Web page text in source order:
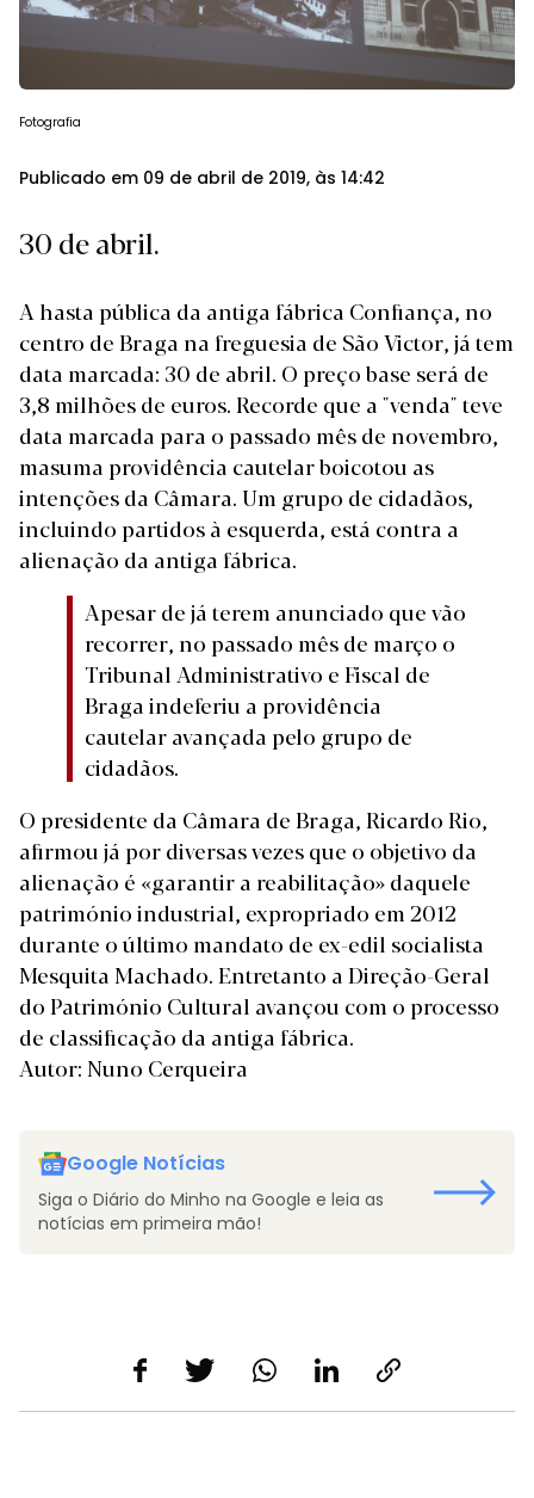
Fotografia
Publicado em 09 de abril de 2019, às 14:42
30 de abril.
A hasta pública da antiga fábrica Confiança, no
centro de Braga na freguesia de São Victor, já tem
data marcada: 30 de abril. O preço base será de
3,8 milhões de euros. Recorde que a "venda" teve
data marcada para o passado mês de novembro,
masuma providência cautelar boicotou as
intençõesda Câmara. Um grupo de cidadãos,
incluindo partidos à esquerda, está contra a
alienação da antiga fábrica.
Apesar de já terem anunciado que vão
recorrer, no passado mês de março o
Tribunal Administrativo e Fiscal de
Braga indeferiu a providência
cautelar avançada pelo grupo de
cidadãos.
O presidente da Câmara de Braga, Ricardo Rio,
afirmou já por diversas vezesque o objetivo da
alienação é «garantir a reabilitação» daquele
património industrial, expropriado em 2012
durante o último mandato de ex-edil socialista
Mesquita Machado. Entretanto a Direção-Geral
do Património Cultural avançou com o processo
de classificação da antiga fábrica.
Autor: Nuno Cerqueira
Google Notícias
Siga o Diário do Minho na Google e leia as
notícias em primeira mão!